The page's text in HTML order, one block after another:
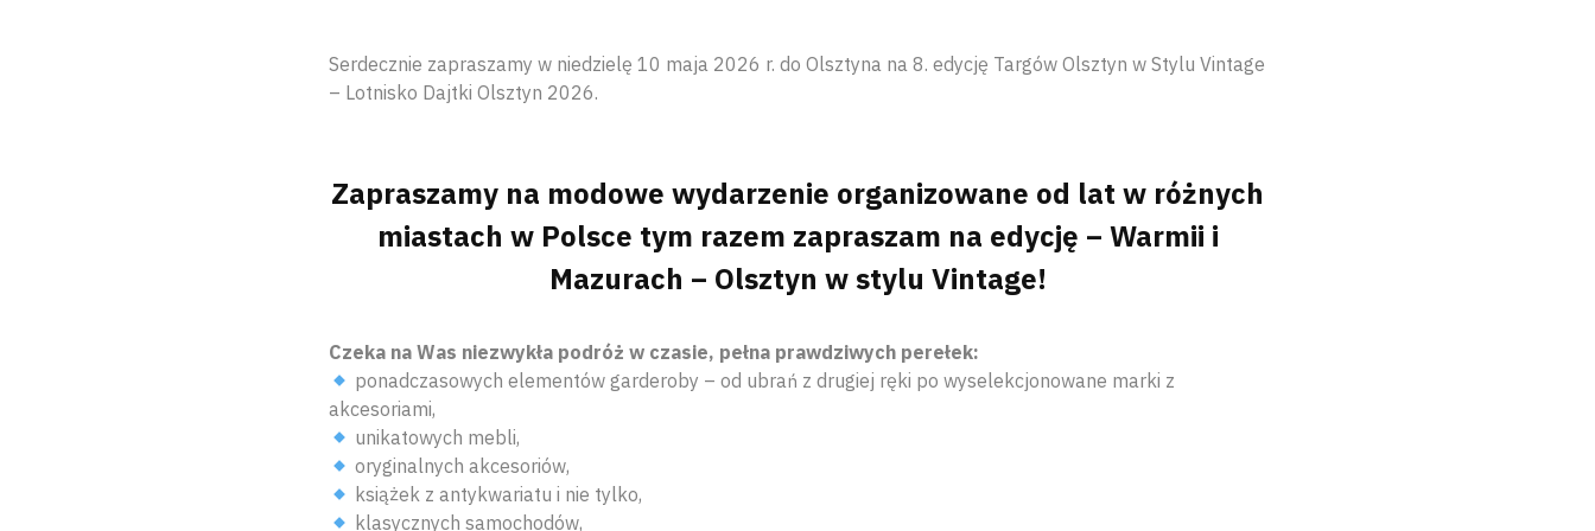
Serdecznie zapraszamy w niedzielę 10 maja 2026 r. do Olsztyna na 8. edycję Targów Olsztyn w Stylu Vintage
– Lotnisko Dajtki Olsztyn 2026.
Zapraszamy na modowe wydarzenie organizowane od lat w różnych
miastach w Polsce tym razem zapraszam na edycję – Warmii i
Mazurach – Olsztyn w stylu Vintage!
Czeka na Was niezwykła podróż w czasie, pełna prawdziwych perełek:
ponadczasowych elementów garderoby – od ubrań z drugiej ręki po wyselekcjonowane marki z
akcesoriami,
unikatowych mebli,
oryginalnych akcesoriów,
książek z antykwariatu i nie tylko,
klasycznych samochodów,